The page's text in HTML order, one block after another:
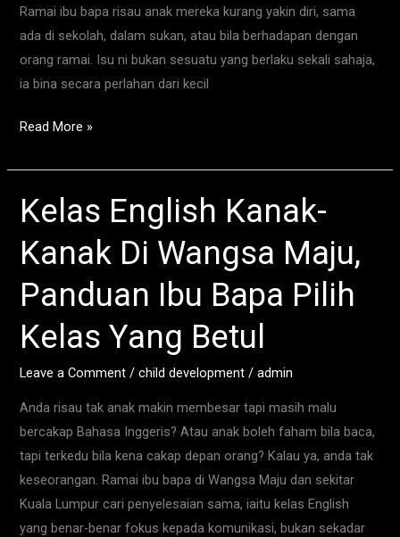
Ramai ibu bapa risau anak mereka kurang yakin diri, sama
ada di sekolah, dalam sukan, atau bila berhadapan dengan
orang ramai. Isu ni bukan sesuatu yang berlaku sekali sahaja,
ia bina secara perlahan dari kecil
16
Tahun
Read More »
Kelas English Kanak-
Kanak Di Wangsa Maju,
Panduan Ibu Bapa Pilih
Kelas Yang Betul
Leave a Comment /child development /admin
Anda risau tak anak makin membesar tapi masih malu
bercakap Bahasa Inggeris? Atau anak boleh faham bila baca,
tapi terkedu bila kena cakap depan orang? Kalau ya, anda tak
keseorangan. Ramai ibu bapa di Wangsa Maju dan sekitar
Kuala Lumpur cari penyelesaian sama, iaitu kelas English
yang benar-benar fokus kepada komunikasi, bukan sekadar
Kelas
English
Kanak-
Di
Wangsa
Maju,
Panduan
Bapa
Pilih
Kelas
Yang
Betul